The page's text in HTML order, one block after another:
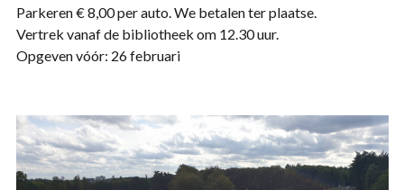
Parkeren € 8,00 per auto. We betalen ter plaatse.
Vertrek vanaf de bibliotheek om 12.30 uur.
Opgeven vóór: 26 februari